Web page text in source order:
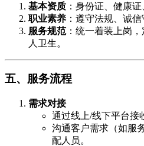
基本资质 ：身份证、健康
职业素养 ：遵守法规、诚
服务规范：统一着装上岗
人卫生。
五、服务流程
需求对接
通过线上/线下平台接
沟通客户需求（如服
配人员。